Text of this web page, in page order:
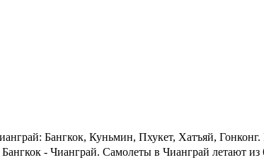
Бангкок, Куньмин, Пхукет, Хатъяй, Гонконг.
- Чианграй. Самолеты в Чианграй летают из